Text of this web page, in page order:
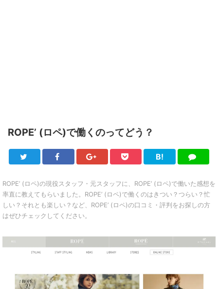
ROPE’ (ロペ)で働くのってどう？
Twitter FacebookGoogle+Pocket
B!
は
ブ
LINE
ROPE’ (ロペ)の現役スタッフ・元スタッフに、ROPE’ (ロペ)で働いた感想を
率直に教えてもらいました。ROPE’ (ロペ)で働くのはきつい？つらい？忙
しい？それとも楽しい？など、ROPE’ (ロペ)の口コミ・評判をお探しの方
はぜひチェックしてください。